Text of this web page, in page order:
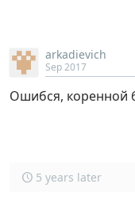
arkadievich
Sep 2017
Ошибся, коренной
5 years later